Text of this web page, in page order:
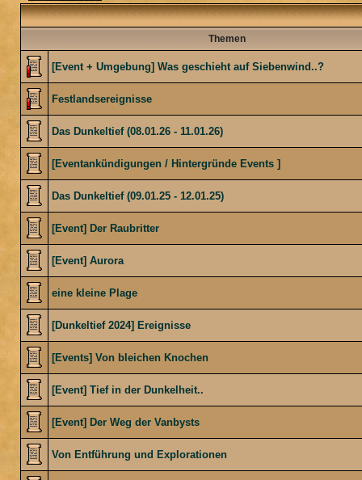
Themen
[Event + Umgebung] Was geschieht auf Siebenwind..?
Festlandsereignisse
Das Dunkeltief (08.01.26 - 11.01.26)
[Eventankündigungen / Hintergründe Events ]
Das Dunkeltief (09.01.25 - 12.01.25)
[Event] Der Raubritter
[Event] Aurora
eine kleine Plage
[Dunkeltief 2024] Ereignisse
[Events] Von bleichen Knochen
[Event] Tief in der Dunkelheit..
[Event] Der Weg der Vanbysts
Von Entführung und Explorationen